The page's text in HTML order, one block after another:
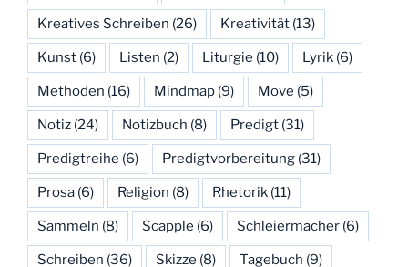
Kreatives Schreiben (26) Kreativität (13)
Kunst (6) Listen (2) Liturgie (10) Lyrik (6)
Methoden (16) Mindmap (9) Move (5)
Notiz (24) Notizbuch (8) Predigt (31)
Predigtreihe (6) Predigtvorbereitung (31)
Prosa (6) Religion (8) Rhetorik (11)
Sammeln (8) Scapple (6) Schleiermacher (6)
Schreiben (36) Skizze (8) Tagebuch (9)